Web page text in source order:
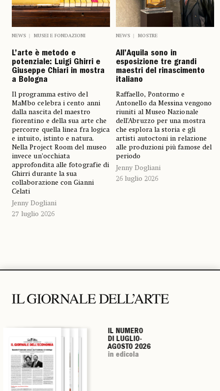
NEWS MUSEI E FONDAZIONI
L’arte è metodo e
potenziale: Luigi Ghirri e
Giuseppe Chiari in mostra
a Bologna
Il programma estivo del
MaMbo celebra i cento anni
dalla nascita del maestro
fiorentino e della sua arte che
percorre quella linea fra logica
e intuito, istinto e natura.
Nella Project Room del museo
invece un’occhiata
approfondita alle fotografie di
Ghirri durante la sua
collaborazione con Gianni
Celati
Jenny Dogliani
27 luglio 2026
NEWS MOSTRE
All’Aquila sono in
esposizione tre grandi
maestri del rinascimento
italiano
Raffaello, Pontormo e
Antonello da Messina vengono
riuniti al Museo Nazionale
dell’Abruzzo per una mostra
che esplora la storia e gli
artisti autoctoni in relazione
alle produzioni più famose del
periodo
Jenny Dogliani
26 luglio 2026
IL NUMERO
DI LUGLIO-
AGOSTO 2026
in edicola
IL NUMERO
DI LUGLIO-
AGOSTO 2026
in edicola
IL NUMERO
DI LUGLIO-
AGOSTO 2026
in edicola
IL NUMERO
DI LUGLIO-
AGOSTO 2026
in edicola